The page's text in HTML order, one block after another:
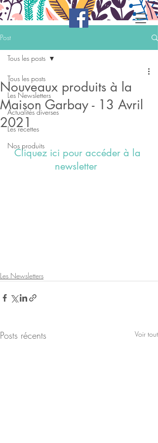
Post
Tous les posts
Les Newsletters
Actualités diverses
Les recettes
Nos produits
Tous les posts
Nouveaux produits à la
Maison Garbay - 13 Avril
2021
Cliquez ici pour accéder à la
newsletter
Les Newsletters
Posts récents Voir tout